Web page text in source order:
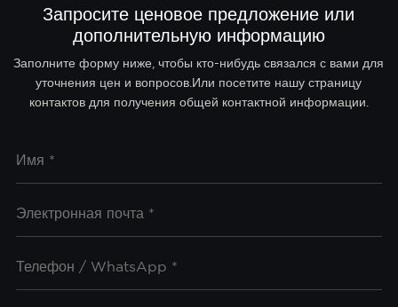
Запросите ценовое предложение или
дополнительную информацию
Заполните форму ниже, чтобы кто-нибудь связался с вами для
уточнения цен и вопросов.Или посетите нашу страницу
контактов для получения общей контактной информации.